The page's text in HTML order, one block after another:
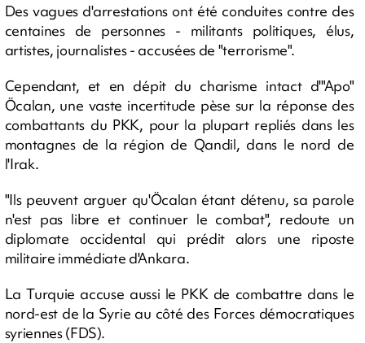
Des vagues d'arrestations ont été conduites contre des
centaines de personnes - militants politiques, élus,
artistes, journalistes - accusées de "terrorisme".
Cependant, et en dépit du charisme intact d'"Apo"
Öcalan, une vaste incertitude pèse sur la réponse des
combattants du PKK, pour la plupart repliés dans les
montagnes de la région de Qandil, dans le nord de
l'Irak.
"Ils peuvent arguer qu'Öcalan étant détenu, sa parole
n'est pas libre et continuer le combat", redoute un
diplomate occidental qui prédit alors une riposte
militaire immédiate d'Ankara.
La Turquie accuse aussi le PKK de combattre dans le
nord-est de la Syrie au côté des Forces démocratiques
syriennes (FDS).